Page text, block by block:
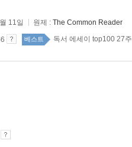
11일 원제 : The Common Reader
베스트 독서 에세이 top100 27주